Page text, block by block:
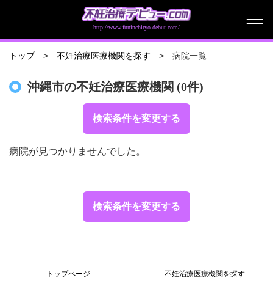
http://www.funinchiryo-debut.com/
トップ 不妊治療医療機関を探す 病院一覧
検索条件を変更する
沖縄市の不妊治療医療機関 (0件)
検索条件を変更する
病院が見つかりませんでした。
トップページ 不妊治療医療機関を探す